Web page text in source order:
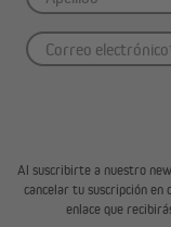
Al suscribirte a nuestro
cancelar tu suscripción
enlace que